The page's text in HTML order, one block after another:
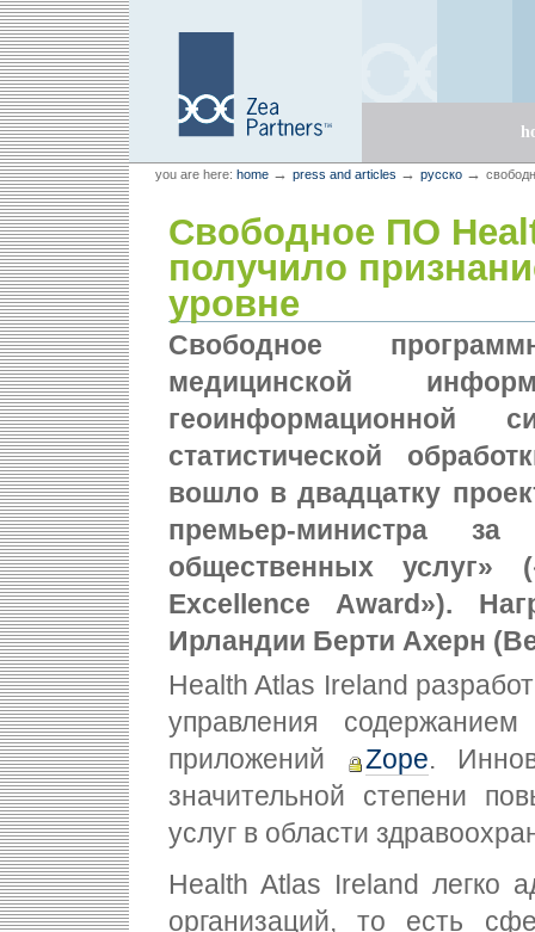
Skip
to
content.
Skip
to
navigation
Zea Partners
Personal
tools
you are here: home → press and articles → русско →
Свободное ПО
получило
уровне
Свободное
медицинской
статистической
вошло в двадцатку
премьер-министра
общественных услуг»
Excellence Award»).
Ирландии Берти Ахерн
Health Atlas Ireland
управления
приложений
Zope.
значительной степени
услуг в области
Health Atlas Ireland легко
организаций, то есть